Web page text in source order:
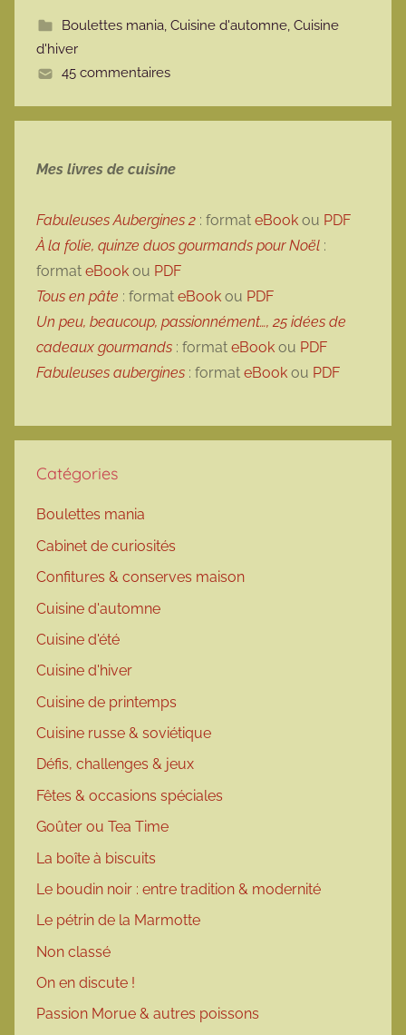
t
Boulettes mania, Cuisine d'automne, Cuisine
d'hiver
45 commentaires
Mes livres de cuisine
Fabuleuses Aubergines 2 : format eBook ou PDF
À la folie, quinze duos gourmands pour Noël :
format eBook ou PDF
Tous en pâte : format eBook ou PDF
Un peu, beaucoup, passionnément…, 25 idées de
cadeaux gourmands : format eBook ou PDF
Fabuleuses aubergines : format eBook ou PDF
Catégories
Boulettes mania
Cabinet de curiosités
Confitures & conserves maison
Cuisine d'automne
Cuisine d'été
Cuisine d'hiver
Cuisine de printemps
Cuisine russe & soviétique
Défis, challenges & jeux
Fêtes & occasions spéciales
Goûter ou Tea Time
La boîte à biscuits
Le boudin noir : entre tradition & modernité
Le pétrin de la Marmotte
Non classé
On en discute !
Passion Morue & autres poissons